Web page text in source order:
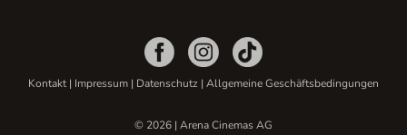
Kontakt| Impressum | Datenschutz | Allgemeine Geschäftsbedingungen
© 2026 | Arena Cinemas AG